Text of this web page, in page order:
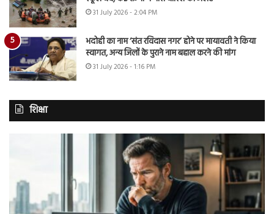
31 July 2026 - 2:04 PM
भदोही का नाम ‘संत रविदास नगर’ होने पर मायावती ने किया
स्वागत, अन्य जिलों के पुराने नाम बहाल करने की मांग
31 July 2026 - 1:16 PM
शिक्षा